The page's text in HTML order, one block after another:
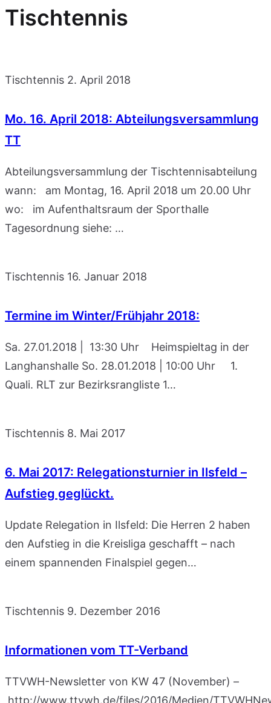
Tischtennis
Tischtennis 2. April 2018
Mo. 16. April 2018: Abteilungsversammlung
TT
Abteilungsversammlung der Tischtennisabteilung
wann: am Montag, 16. April 2018 um 20.00 Uhr
wo: im Aufenthaltsraum der Sporthalle
Tagesordnung siehe: …
Tischtennis 16. Januar 2018
Termine im Winter/Frühjahr 2018:
Sa. 27.01.2018 | 13:30 Uhr Heimspieltag in der
Langhanshalle So. 28.01.2018 | 10:00 Uhr 1.
Quali. RLT zur Bezirksrangliste 1…
Tischtennis 8. Mai 2017
6. Mai 2017: Relegationsturnier in Ilsfeld –
Aufstieg geglückt.
Update Relegation in Ilsfeld: Die Herren 2 haben
den Aufstieg in die Kreisliga geschafft – nach
einem spannenden Finalspiel gegen…
Tischtennis 9. Dezember 2016
Informationen vom TT-Verband
TTVWH-Newsletter von KW 47 (November) –
http://www.ttvwh.de/files/2016/Medien/